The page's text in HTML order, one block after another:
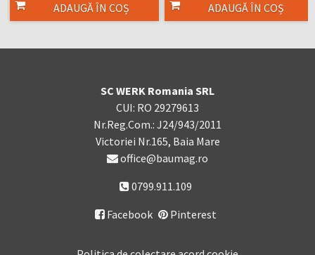
ADAUGĂ ÎN COȘ ADAUGĂ ÎN COȘ
SC WERK Romania SRL
CUI: RO 29279613
Nr.Reg.Com.: J24/943/2011
Victoriei Nr.165, Baia Mare
office@baumag.ro
0799.911.109
 Facebook Pinterest